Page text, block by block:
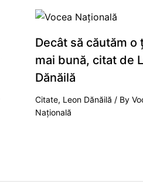
Decât să căutăm o
mai bună, citat de
Dănăilă
Citate, Leon Dănăilă / By
Națională